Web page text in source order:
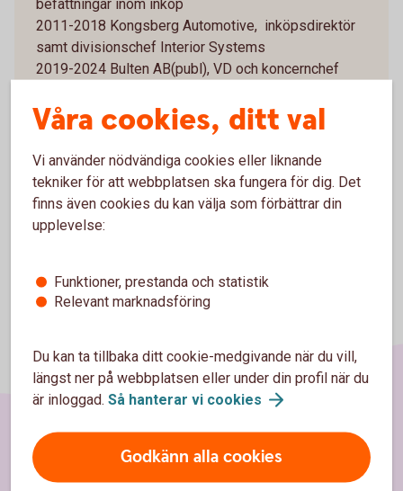
befattningar inom inköp
2011-2018 Kongsberg Automotive, inköpsdirektör
samt divisionschef Interior Systems
2019-2024 Bulten AB(publ), VD och koncernchef
Övriga styrelseuppdrag och förtroendeuppdrag
Sentient AB, rådgivare
Våra cookies, ditt val
Vi använder nödvändiga cookies eller liknande
tekniker för att webbplatsen ska fungera för dig. Det
finns även cookies du kan välja som förbättrar din
upplevelse:
Funktioner, prestanda och statistik
Relevant marknadsföring
Du kan ta tillbaka ditt cookie-medgivande när du vill,
längst ner på webbplatsen eller under din profil när du
är inloggad. Så hanterar vi cookies
Godkänn alla cookies
Sidfot
Hitta snabbt